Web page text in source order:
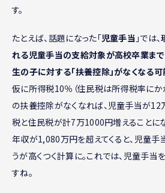
す。
たとえば、話題になった「児童手当 」では、
れる児童手当の支給対象が高校卒業まで
生の子に対する「扶養控除」がなくなる
仮に所得税10％（住民税は所得税率にか
の扶養控除がなくなれば、児童手当が12
税と住民税が計7万1000円増えることにな
年収が1,080万円を超えてくると、児童手
うが高くつく計算に。これでは、児童手当
すね。